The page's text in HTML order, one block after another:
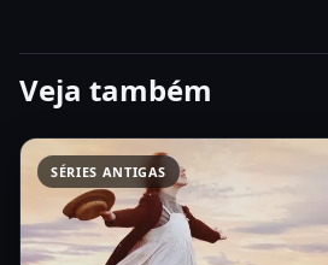
Veja também
SÉRIES ANTIGAS